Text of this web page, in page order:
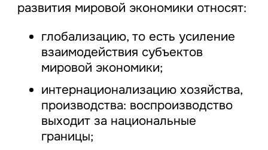
развития мировой экономики относят:
глобализацию, то есть усиление
взаимодействия субъектов
мировой экономики;
интернационализацию хозяйства,
производства: воспроизводство
выходит за национальные
границы;